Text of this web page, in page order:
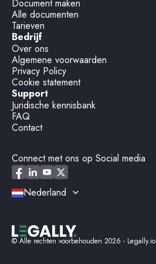
© Alle rechten voorbehouden 2026 - Legally.io
Document maken
Alle documenten
Tarieven
Bedrijf
Over ons
Algemene voorwaarden
Privacy Policy
Cookie statement
Support
Juridische kennisbank
FAQ
Contact
Connect met ons op Social media
Nederland